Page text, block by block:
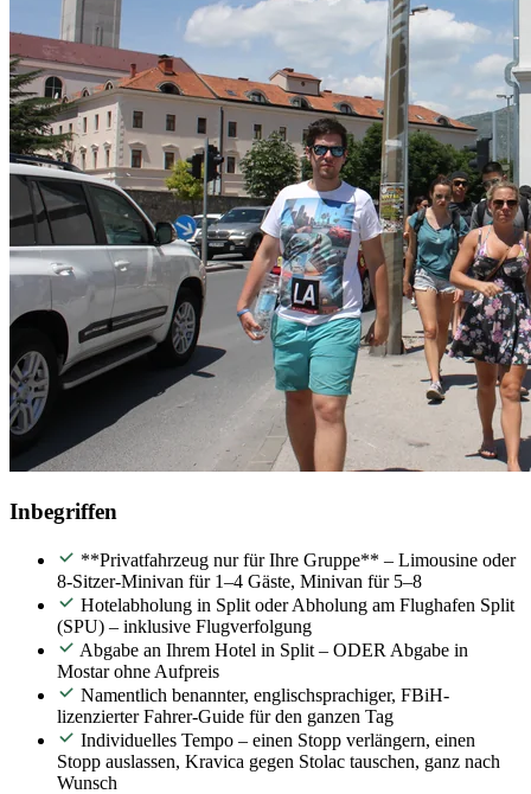
Inbegriffen
**Privatfahrzeug nur für Ihre Gruppe** – Limousine oder
8-Sitzer-Minivan für 1–4 Gäste, Minivan für 5–8
Hotelabholung in Split oder Abholung am Flughafen Split
(SPU) – inklusive Flugverfolgung
Abgabe an Ihrem Hotel in Split – ODER Abgabe in
Mostar ohne Aufpreis
Namentlich benannter, englischsprachiger, FBiH-
lizenzierter Fahrer-Guide für den ganzen Tag
Individuelles Tempo – einen Stopp verlängern, einen
Stopp auslassen, Kravica gegen Stolac tauschen, ganz nach
Wunsch